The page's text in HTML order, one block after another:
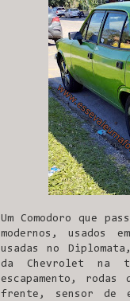
Um Comodoro que
modernos, usados
usadas no
da Chevrolet na
escapamento,
frente, sensor de